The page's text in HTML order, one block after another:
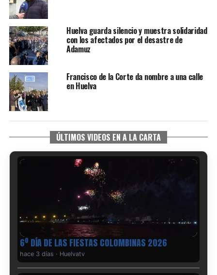
Huelva guarda silencio y muestra solidaridad
con los afectados por el desastre de
Adamuz
Francisco de la Corte da nombre a una calle
en Huelva
ÚLTIMOS VIDEOS EN A LA CARTA
6º DÍA DE LAS FIESTAS COLOMBINAS 2026
hace 3 días · Huelvatv